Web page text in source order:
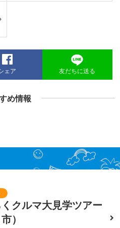
ェア 友だちに送る
め情報
クルマ大見学ツアー
）